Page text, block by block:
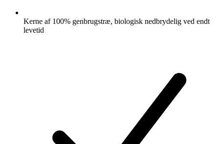
Kerne af 100% genbrugstræ, biologisk nedbrydelig ved endt
levetid